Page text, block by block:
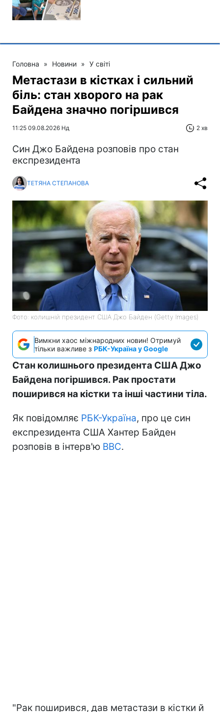
Головна » Новини » У світі
Метастази в кістках і сильний
біль: стан хворого на рак
Байдена значно погіршився
11:25 09.08.2026 Нд 2 хв
Син Джо Байдена розповів про стан
експрезидента
ТЕТЯНА СТЕПАНОВА
Фото: колишній президент США Джо Байден (Getty Images)
Вимкни хаос міжнародних новин! Отримуй
тільки важливе з РБК-Україна у Google
Стан колишнього президента США Джо
Байдена погіршився. Рак простати
поширився на кістки та інші частини тіла.
Як повідомляє РБК-Україна, про це син
експрезидента США Хантер Байден
розповів в інтерв'ю BBC.
"Рак поширився, дав метастази в кістки й